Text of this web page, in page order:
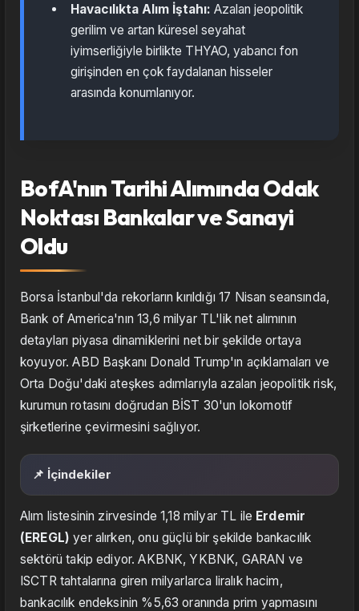
Havacılıkta Alım İştahı: Azalan jeopolitik
gerilim ve artan küresel seyahat
iyimserliğiyle birlikte THYAO, yabancı fon
girişinden en çok faydalanan hisseler
arasında konumlanıyor.
BofA'nın Tarihi Alımında Odak
Noktası Bankalar ve Sanayi
Oldu
Borsa İstanbul'da rekorların kırıldığı 17 Nisan seansında,
Bank of America'nın 13,6 milyar TL'lik net alımının
detayları piyasa dinamiklerini net bir şekilde ortaya
koyuyor. ABD Başkanı Donald Trump'ın açıklamaları ve
Orta Doğu'daki ateşkes adımlarıyla azalan jeopolitik risk,
kurumun rotasını doğrudan BİST 30'un lokomotif
şirketlerine çevirmesini sağlıyor.
📌 İçindekiler
Alım listesinin zirvesinde 1,18 milyar TL ile Erdemir
(EREGL) yer alırken, onu güçlü bir şekilde bankacılık
sektörü takip ediyor. AKBNK, YKBNK, GARAN ve
ISCTR tahtalarına giren milyarlarca liralık hacim,
bankacılık endeksinin %5,63 oranında prim yapmasını